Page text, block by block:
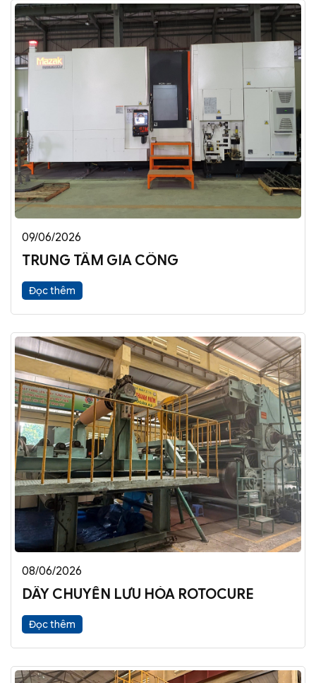
09/06/2026
TRUNG TÂM GIA CÔNG
Đọc thêm
08/06/2026
DÂY CHUYỀN LƯU HÓA ROTOCURE
Đọc thêm